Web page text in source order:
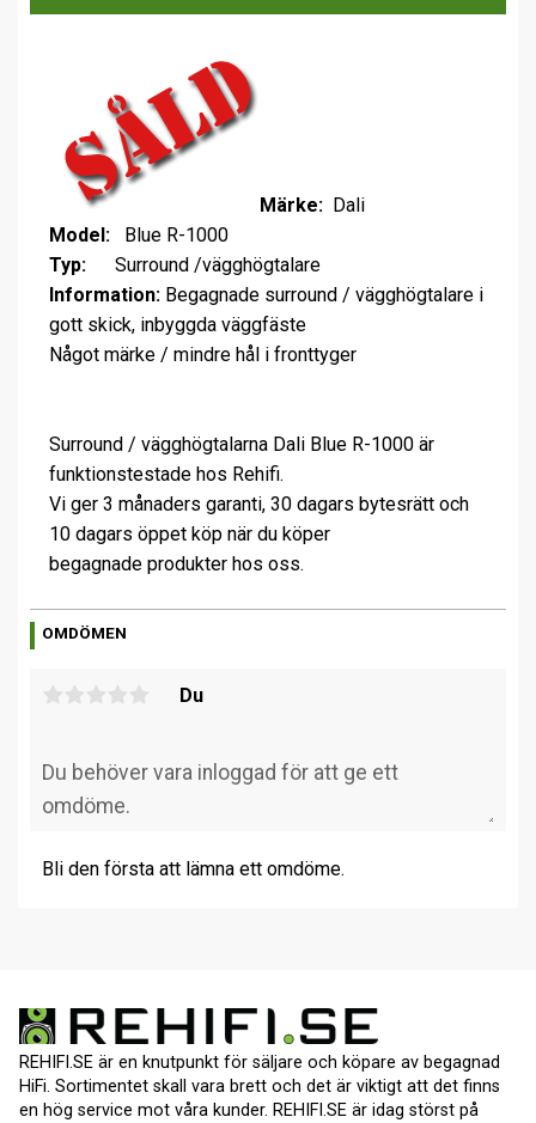
Märke: Dali
Model:
Blue R-1000
Typ: Surround /vägghögtalare
Information: Begagnade surround / vägghögtalare i
gott skick, inbyggda väggfäste
Något märke / mindre hål i fronttyger
Surround / vägghögtalarna Dali Blue R-1000 är
funktionstestade hos Rehifi.
Vi ger 3 månaders garanti, 30 dagars bytesrätt och
10 dagars öppet köp när du köper
begagnade produkter hos oss.
OMDÖMEN
Du
Bli den första att lämna ett omdöme.
REHIFI.SE är en knutpunkt för säljare och köpare av begagnad
HiFi. Sortimentet skall vara brett och det är viktigt att det finns
en hög service mot våra kunder. REHIFI.SE är idag störst på